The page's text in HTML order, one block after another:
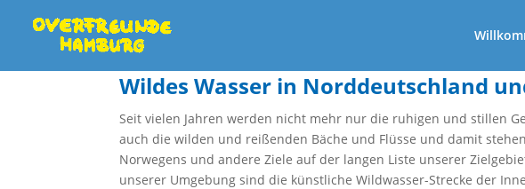
Wildes Wasser in Norddeutschland
Seit vielen Jahren werden nicht mehr nur die ruhigen und stillen
auch die wilden und reißenden Bäche und Flüsse und damit
Norwegens und andere Ziele auf der langen Liste unserer
unserer Umgebung sind die künstliche Wildwasser-Strecke der